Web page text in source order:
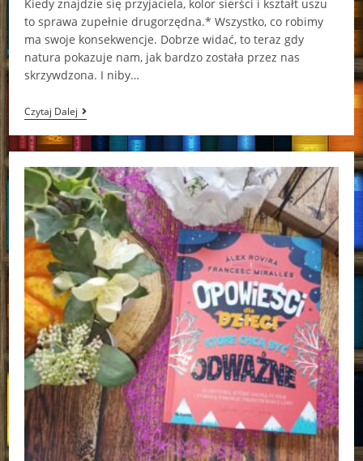
Kiedy znajdzie się przyjaciela, kolor sierści i kształt uszu
to sprawa zupełnie drugorzędna.* Wszystko, co robimy
ma swoje konsekwencje. Dobrze widać, to teraz gdy
natura pokazuje nam, jak bardzo została przez nas
skrzywdzona. I niby…
Czytaj DalejSilla
Karolina
Lewestam